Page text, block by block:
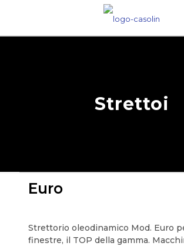
Strettoi
Euro
Strettorio oleodinamico Mod. Euro
finestre, il TOP della gamma.